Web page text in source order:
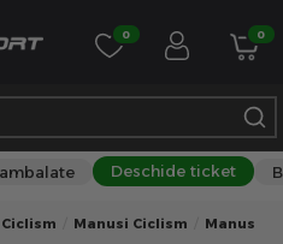
0 0
Deschide ticket
Manusi Ciclism Manusi